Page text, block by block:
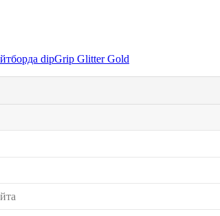
dipGrip Glitter Gold